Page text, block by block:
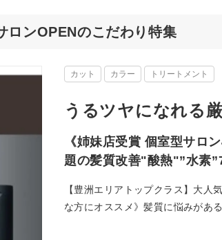
ロンOPENのこだわり特集
カット カラー トリートメント
うるツヤになれる
《姉妹店受賞 個室型サロ
題の髪質改善"酸熱"”水素
【豊洲エリアトップクラス】大
な方にオススメ》髪質に悩みがあ